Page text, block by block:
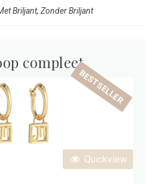
Briljant, Zonder Briljant
compleet
Quickview
BESTSELLER